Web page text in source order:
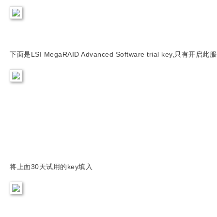
下面是LSI MegaRAID Advanced Software trial key,只有开启此
将上面30天试用的key填入